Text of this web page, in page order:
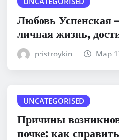
Любовь Успенская
личная жизнь,
pristroykin_ Мар
UNCATEGORISED
Причины
почке: как